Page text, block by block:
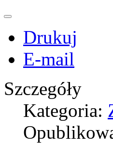
Drukuj
E-mail
Szczegóły
Kategoria: